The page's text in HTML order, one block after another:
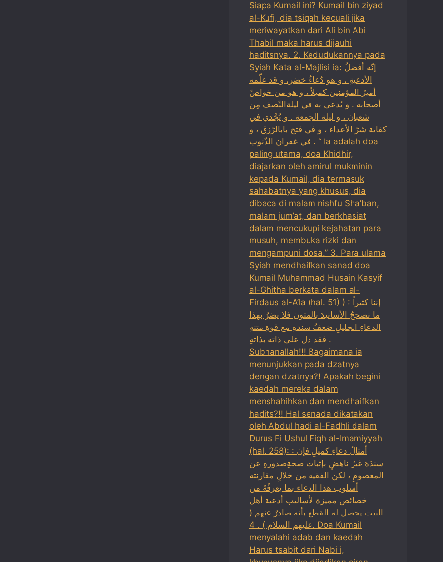
Siapa Kumail ini? Kumail bin ziyad
al-Kufi, dia tsiqah kecuali jika
meriwayatkan dari Ali bin Abi
Thabil maka harus dijauhi
haditsnya. 2. Kedudukannya pada
Syiah Kata al-Majlisi ia: إنّه أفضلُ
الأدعيةِ ، و هو دُعاءُ خضر، و قد علّمه
أميرُ المؤمنين كميلاً ، و هو من خواصّ
أصحابه . و يُدعى به في ليلةالنّصف مِن
شعبان ، و ليلة الجمعة . و يُجْدي في
كفاية شرّ الأعداء ، و في فتح بابالرّزق ، و
في غفران الذّنوب . “ Ia adalah doa
paling utama, doa Khidhir,
diajarkan oleh amirul mukminin
kepada Kumail, dia termasuk
sahabatnya yang khusus, dia
dibaca di malam nishfu Sha’ban,
malam jum’at, dan berkhasiat
dalam mencukupi kejahatan para
musuh, membuka rizki dan
mengampuni dosa.” 3. Para ulama
Syiah mendhaifkan sanad doa
Kumail Muhammad Husain Kasyif
al-Ghitha berkata dalam al-
Firdaus al-A’la (hal. 51) ) : إننا كثيراً
ما نصححُ الأسانيدَ بالمتون فلا يضرُ بهذا
الدعاءِ الجليلِ ضعفُ سندهِ مع قوةِ متنهِ
فقد دل على ذاته بذاتهِ .
Subhanallah!!! Bagaimana ia
menunjukkan pada dzatnya
dengan dzatnya?! Apakah begini
kaedah mereka dalam
menshahihkan dan mendhaifkan
hadits?!! Hal senada dikatakan
oleh Abdul hadi al-Fadhli dalam
Durus Fi Ushul Fiqh al-Imamiyyah
(hal. 258): : أمثالُ دعاءِ كميلِ فإن
سندَهَ غيرُ ناهضٍ بإثبات صحةِصدورهِ عن
المعصومِ ، لكن الفقيه من خلالِ مقارنته
أسلوب هذا الدعاء بما يعرفُهُ من
خصائص مميزة لأساليب أدعية أهل
البيت يحصل له القطع بأنه صادرٌ عنهم (
عليهم السلام ) . 4. Doa Kumail
menyalahi adab dan kaedah
Harus tsabit dari Nabi i,